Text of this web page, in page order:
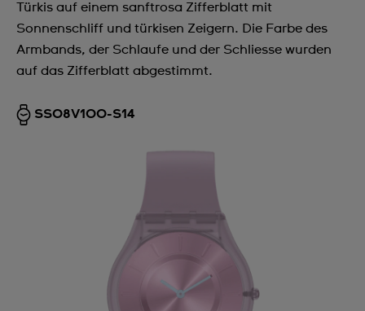
Türkis auf einem sanftrosa Zifferblatt mit
Sonnenschliff und türkisen Zeigern. Die Farbe des
Armbands, der Schlaufe und der Schliesse wurden
auf das Zifferblatt abgestimmt.
SS08V100-S14